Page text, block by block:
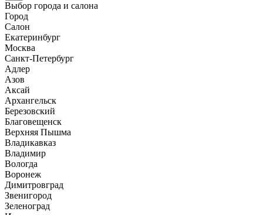
Выбор города и салона
Город
Салон
Екатеринбург
Москва
Санкт-Петербург
Адлер
Азов
Аксай
Архангельск
Березовский
Благовещенск
Верхняя Пышма
Владикавказ
Владимир
Вологда
Воронеж
Димитровград
Звенигород
Зеленоград